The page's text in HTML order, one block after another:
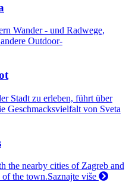
Wander - und Radwege,
Outdoor-
Stadt zu erleben, führt über
Geschmacksvielfalt von Sveta
the nearby cities of Zagreb and
of the town.Saznajte više